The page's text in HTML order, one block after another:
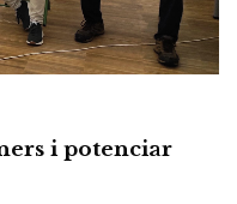
i potenciar